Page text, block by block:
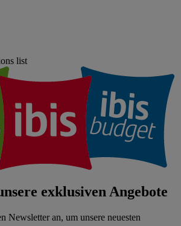
list
exklusiven Angebote
Newsletter an, um unsere neuesten